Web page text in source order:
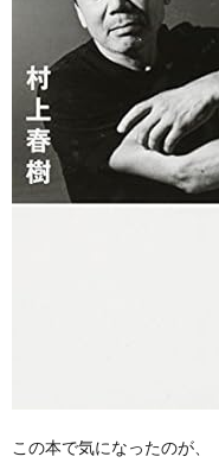
この本で気になったのが、